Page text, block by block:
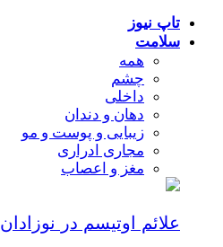
تاپ نیوز
سلامت
همه
چشم
داخلی
دهان و دندان
زیبایی و پوست و مو
مجاری ادراری
مغز و اعصاب
علائم اوتیسم در نوزادان